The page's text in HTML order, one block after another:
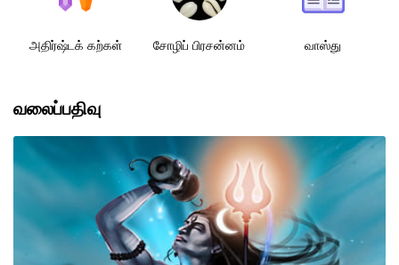
அதிர்ஷ்டக் கற்கள் சோழிப் பிரசன்னம் வாஸ்து
வலைப்பதிவு